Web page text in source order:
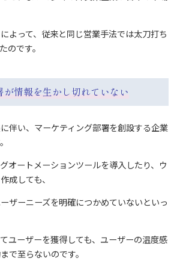
よって、従来と同じ営業手法では太刀打ち
のです。
情報を生かし切れていない
伴い、マーケティング部署を創設する企業
オートメーションツールを導入したり、ウ
成しても、
ザーニーズを明確につかめていないといっ
ユーザーを獲得しても、ユーザーの温度感
で至らないのです。